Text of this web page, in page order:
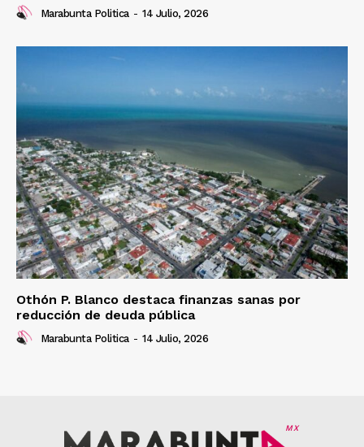
Marabunta Politica - 14 Julio, 2026
Othón P. Blanco destaca finanzas sanas por
reducción de deuda pública
Marabunta Politica - 14 Julio, 2026
MX